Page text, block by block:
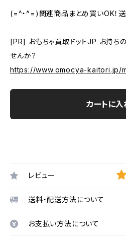
(=^・^=)関連商品まとめ買いOK！
[PR] おもちゃ買取ドットJP お持ち
せんか？
https://www.omocya-kaitori.jp/
カートに入
レビュー
送料・配送方法について
お支払い方法について